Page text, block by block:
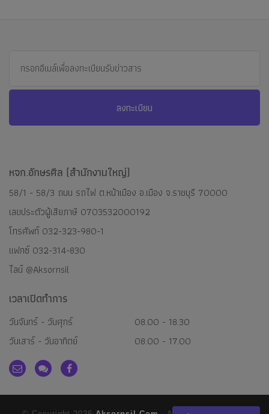
ลงทะเบียน
หจก.อักษรศีล (สำนักงานใหญ่)
58/1 - 58/3 ถนน รถไฟ ต.หน้าเมือง อ.เมือง จ.ราชบุรี 70000
เลขประตัวผู้เสียภาษี 0703532000192
โทรศัพท์ 032-323-980-1
แฟกซ์ 032-314-830
ไลน์ @aksornsil
เวลาเปิดทำการ
วันจันทร์ - วันศุกร์
08.00 - 18.30
วันเสาร์ - วันอาทิตย์
08.00 - 17.00